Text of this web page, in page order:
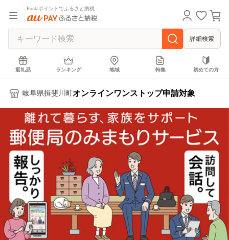
Pontaポイントでふるさと納税
詳細検索
返礼品 ランキング 地域 特集 初めての方
岐阜県揖斐川町 オンラインワンストップ申請対象